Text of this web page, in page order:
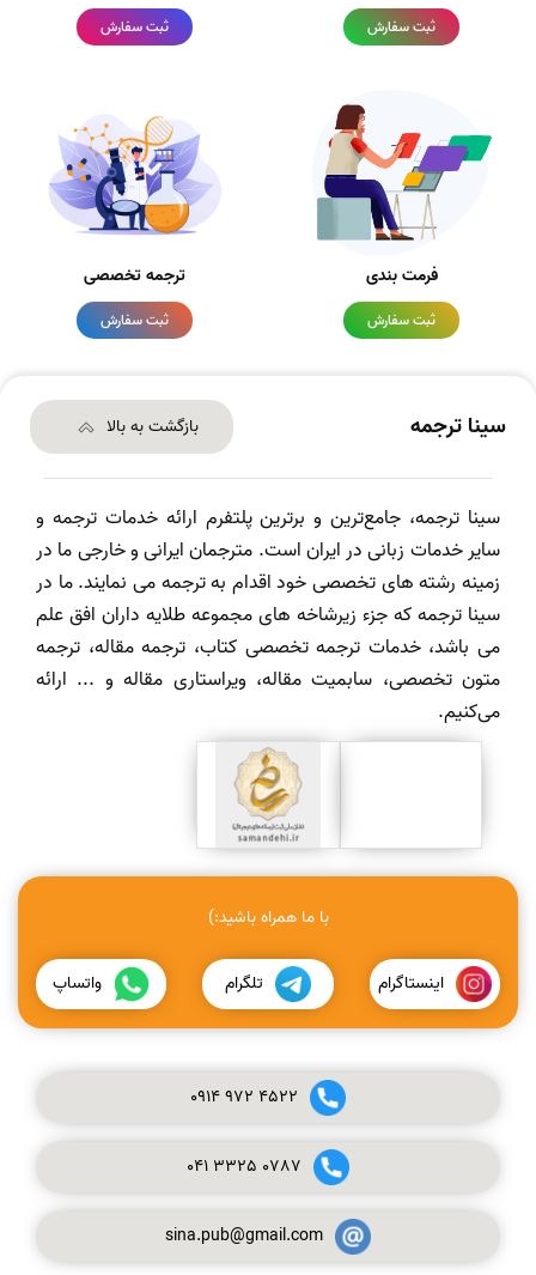
ثبت سفارش ثبت سفارش
فرمت بندی
ثبت سفارش
ترجمه تخصصی
ثبت سفارش
سینا ترجمه بازگشت به بالا
سینا ترجمه، جامع‌ترین و برترین پلتفرم ارائه خدمات ترجمه و
سایر خدمات زبانی در ایران است. مترجمان ایرانی و خارجی ما در
زمینه رشته های تخصصی خود اقدام به ترجمه می نمایند. ما در
سینا ترجمه که جزء زیرشاخه های مجموعه طلایه داران افق علم
می باشد، خدمات ترجمه تخصصی کتاب، ترجمه مقاله، ترجمه
متون تخصصی، سابمیت مقاله، ویراستاری مقاله و ... ارائه
می‌کنیم.
با ما همراه باشید:)
اینستاگرام تلگرام واتساپ
0914972 4522
041 3325 0787
sina.pub@gmail.com